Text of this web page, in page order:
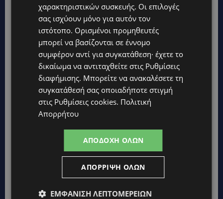
UPDATES
ΘΕΣΣΑΛΟΝΙΚΗ: Σοκ από την κακοποίηση άγριων χελωνών –
Τις έβαψαν με πορτοκαλί λαδομπογιά-(Φώτο)
UPDATES
ΑΓΚΑΛΙΑ ΕΛΠΙΔΑΣ: «Οι εξαγγελίες δεν αρκούν» –
Συγκρατημένη αισιοδοξία για το νέο σχέδιο στήριξης των
ατόμων με αναπηρία
ΟΡΦΕΑΣ ΣΟΛΩΜΟΥ: Ο 10χρονος Κύπριος που πρωταγωνιστεί
στην εκστρατεία εξοικονόμησης νερού – Απλά βήματα που
ΗΛΕΚΤΡΙΚΗ ΔΙΑΣΥΝΔΕΣΗ ΕΛΛΑΔΑΣ–ΚΥΠΡΟΥ: Η συμφωνία που
ανοίγει τον δρόμο για φθηνότερο ρεύμα και ενεργειακή
UPDATES
χαρακτηριστικών συσκευής. Οι επιλογές
σας ισχύουν μόνο για αυτόν τον
ιστότοπο. Ορισμένοι προμηθευτές
μπορεί να βασίζονται σε έννομο
συμφέρον αντί για συγκατάθεση· έχετε το
δικαίωμα να αντιταχθείτε στις Ρυθμίσεις
διαφήμισης. Μπορείτε να ανακαλέσετε τη
συγκατάθεσή σας οποιαδήποτε στιγμή
στις Ρυθμίσεις cookies. Πολιτική
Απορρήτου
ΑΠΟΔΟΧΉ ΌΛΩΝ
ΑΠΌΡΡΙΨΗ ΌΛΩΝ
ΕΜΦΆΝΙΣΗ ΛΕΠΤΟΜΕΡΕΙΏΝ